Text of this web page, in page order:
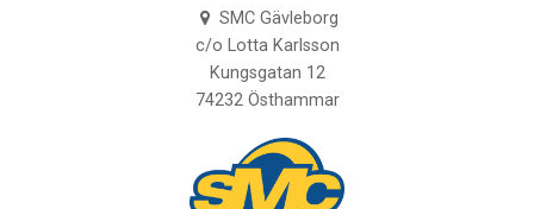
SMC Gävleborg
c/o Lotta Karlsson
Kungsgatan 12
74232 Östhammar